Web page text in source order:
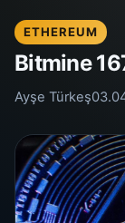
ETHEREUM
Bitmine
Ayşe Türkeş